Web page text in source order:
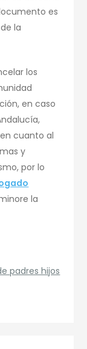
es
la
los
en caso
cuanto al
y
por lo
la
padres hijos